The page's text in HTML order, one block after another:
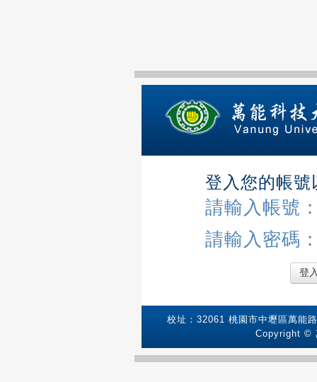
登入您的帳號
請輸入帳號
請輸入密碼
登
校址：32061 桃園市中壢區萬能
Copyright ©